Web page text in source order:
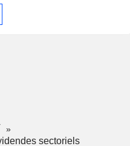
sectoriels